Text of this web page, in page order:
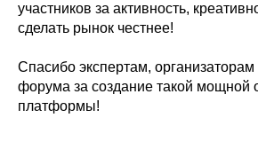
участников за активность,
сделать рынок честнее!
Спасибо экспертам,
форума за создание такой мощной
платформы!